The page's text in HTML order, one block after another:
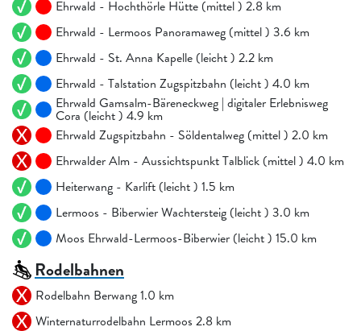
Ehrwald - Hochthörle Hütte (mittel ) 2.8 km
Ehrwald - Lermoos Panoramaweg (mittel ) 3.6 km
Ehrwald - St. Anna Kapelle (leicht ) 2.2 km
Ehrwald - Talstation Zugspitzbahn (leicht ) 4.0 km
Ehrwald Gamsalm-Bäreneckweg | digitaler Erlebnisweg
Cora (leicht ) 4.9 km
Ehrwald Zugspitzbahn - Söldentalweg (mittel ) 2.0 km
Ehrwalder Alm - Aussichtspunkt Talblick (mittel ) 4.0 km
Heiterwang - Karlift (leicht ) 1.5 km
Lermoos - Biberwier Wachtersteig (leicht ) 3.0 km
Moos Ehrwald-Lermoos-Biberwier (leicht ) 15.0 km
Rodelbahnen
Rodelbahn Berwang 1.0 km
Winternaturrodelbahn Lermoos 2.8 km